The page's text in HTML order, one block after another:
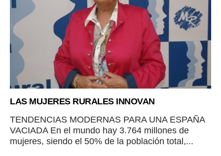
LAS MUJERES RURALES INNOVAN
TENDENCIAS MODERNAS PARA UNA ESPAÑA
VACIADA En el mundo hay 3.764 millones de
mujeres, siendo el 50% de la población total,...